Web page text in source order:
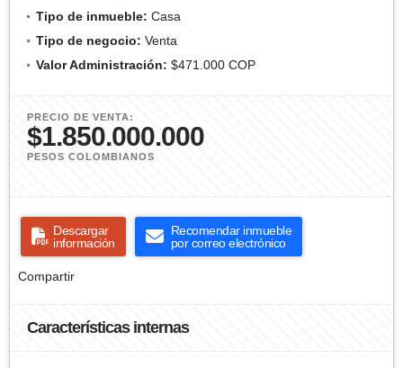
Tipo de inmueble: Casa
Tipo de negocio: Venta
Valor Administración: $471.000 COP
PRECIO DE VENTA:
$1.850.000.000
PESOS COLOMBIANOS
Descargar
información
Recomendar inmueble
por correo electrónico
Compartir
Características internas